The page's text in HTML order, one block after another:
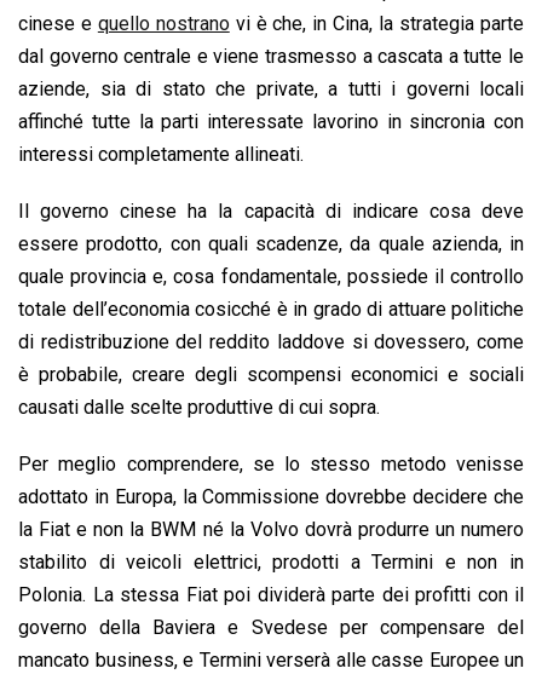
cinese e quello nostranovi è che, in Cina, la strategia parte
dal governo centrale e viene trasmesso a cascata a tutte le
aziende, sia di stato che private, a tutti i governi locali
affinché tutte la parti interessate lavorino in sincronia con
interessi completamente allineati.
Il governo cinese ha la capacità di indicare cosa deve
essere prodotto, con quali scadenze, da quale azienda, in
quale provincia e, cosa fondamentale, possiede il controllo
totale dell’economia cosicché è in grado di attuare politiche
di redistribuzione del reddito laddove si dovessero, come
è probabile, creare degli scompensi economici e sociali
causati dalle scelte produttive di cui sopra.
Per meglio comprendere, se lo stesso metodo venisse
adottato in Europa, la Commissione dovrebbe decidere che
la Fiat e non la BWM né la Volvo dovrà produrre un numero
stabilito di veicoli elettrici, prodotti a Termini e non in
Polonia. La stessa Fiat poi dividerà parte dei profitti con il
governo della Baviera e Svedese per compensare del
mancato business, e Termini verserà alle casse Europee un